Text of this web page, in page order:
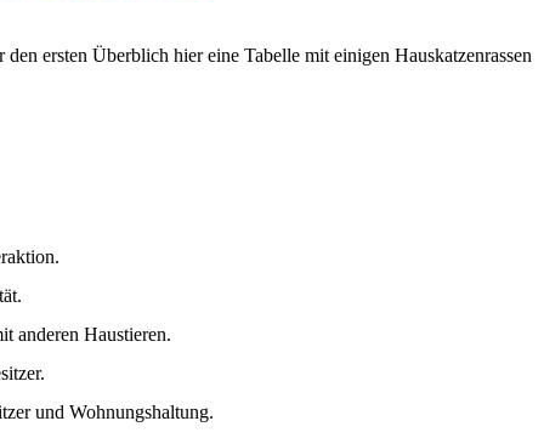
ersten Überblich hier eine Tabelle mit einigen Hauskatzenrassen
anderen Haustieren.
und Wohnungshaltung.